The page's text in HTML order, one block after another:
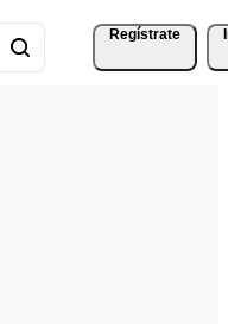
Regístrate